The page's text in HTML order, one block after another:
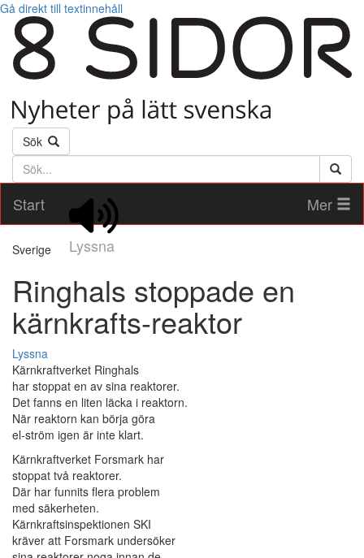
Gå direkt till textinnehåll
Sök
Söktext
Start
Lyssna
Mer
Sverige
Ringhals stoppade en
kärnkrafts-reaktor
Lyssna
Kärnkraftverket Ringhals
har stoppat en av sina reaktorer.
Det fanns en liten läcka i reaktorn.
När reaktorn kan börja göra
el-ström igen är inte klart.
Kärnkraftverket Forsmark har
stoppat två reaktorer.
Där har funnits flera problem
med säkerheten.
Kärnkraftsinspektionen SKI
kräver att Forsmark undersöker